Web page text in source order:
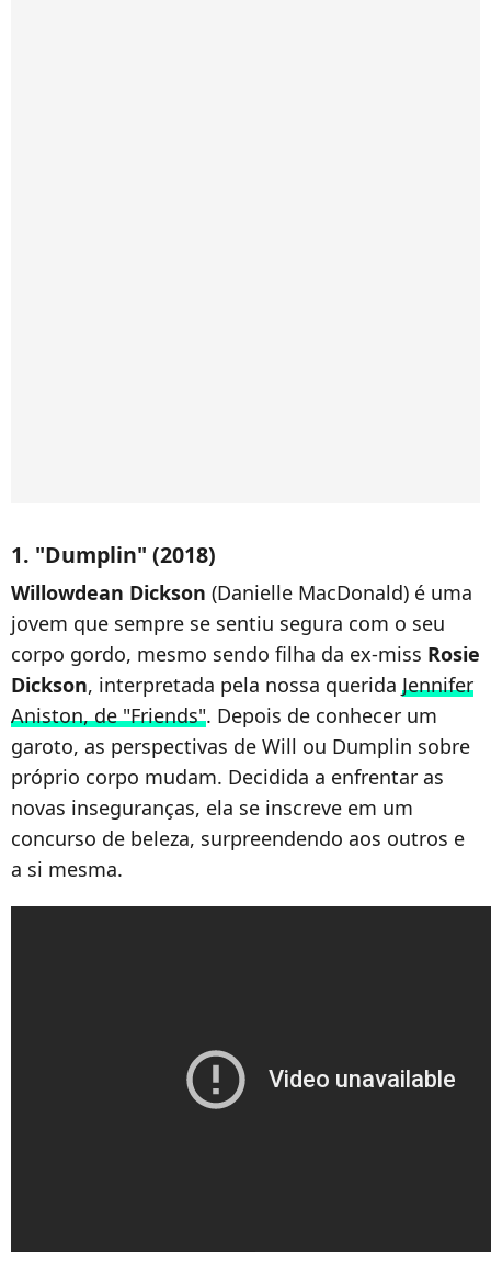
1. "Dumplin" (2018)
Willowdean Dickson (Danielle MacDonald) é uma
jovem que sempre se sentiu segura com o seu
corpo gordo, mesmo sendo filha da ex-miss Rosie
Dickson, interpretada pela nossa querida Jennifer
Aniston, de "Friends". Depois de conhecer um
garoto, as perspectivas de Will ou Dumplin sobre
próprio corpo mudam. Decidida a enfrentar as
novas inseguranças, ela se inscreve em um
concurso de beleza, surpreendendo aos outros e
a si mesma.